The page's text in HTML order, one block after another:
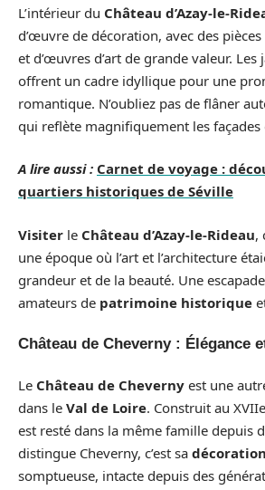
L’intérieur du Château d’Azay-le-
d’œuvre de décoration, avec des
et d’œuvres d’art de grande valeur.
offrent un cadre idyllique pour une
romantique. N’oubliez pas de flâner
qui reflète magnifiquement les façades
A lire aussi : Carnet de voyage :
quartiers historiques de Séville
Visiter le Château d’Azay-le-Rideau,
une époque où l’art et l’architecture
grandeur et de la beauté. Une
amateurs de patrimoine historique
Château de Cheverny : Élégance
Le Château de Cheverny est une
dans le Val de Loire. Construit au
est resté dans la même famille depuis
distingue Cheverny, c’est sa
somptueuse, intacte depuis des